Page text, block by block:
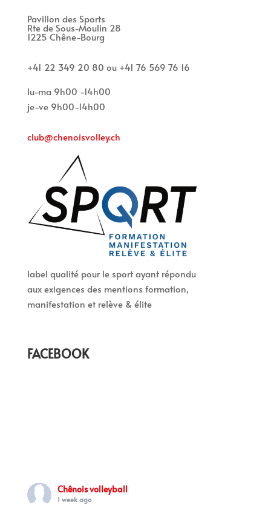
Pavillon des Sports
Rte de Sous-Moulin 28
1225 Chêne-Bourg
+41 22 349 20 80 ou +41 76 569 76 16
lu-ma 9h00 -14h00
je-ve 9h00-14h00
club@chenoisvolley.ch
label qualité pour le sport ayant répondu
aux exigences des mentions formation,
manifestation et relève & élite
FACEBOOK
Chênois volleyball
1 week ago